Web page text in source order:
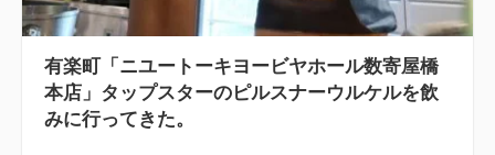
有楽町「ニユートーキヨービヤホール数寄屋橋
本店」タップスターのピルスナーウルケルを飲
みに行ってきた。